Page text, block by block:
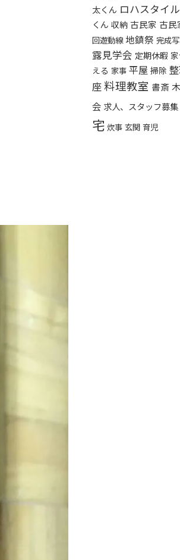
太くん ロハスタイル
くん 収納 古民家 古民
回遊動線 地鎮祭 完成
露見学会 定期休暇
える 家事 平屋 掃除
座料理教室 書斎 木
会 求人、スタッフ募集
宅 炊事 玄関 育児